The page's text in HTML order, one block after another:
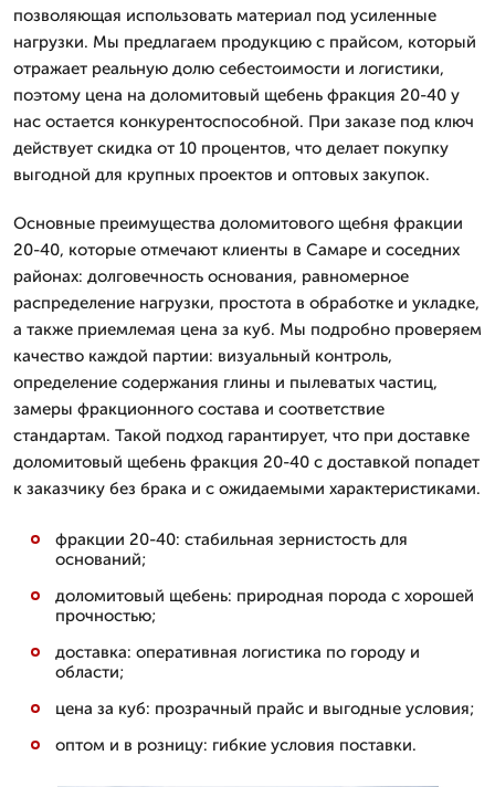
позволяющая использовать материал под усиленные
нагрузки. Мы предлагаем продукцию с прайсом, который
отражает реальную долю себестоимости и логистики,
поэтому цена на доломитовый щебень фракция 20-40 у
нас остается конкурентоспособной. При заказе под ключ
действует скидка от 10 процентов, что делает покупку
выгодной для крупных проектов и оптовых закупок.
Основные преимущества доломитового щебня фракции
20-40, которые отмечают клиенты в Самаре и соседних
районах: долговечность основания, равномерное
распределение нагрузки, простота в обработке и укладке,
а также приемлемая цена за куб. Мы подробно проверяем
качество каждой партии: визуальный контроль,
определение содержания глины и пылеватых частиц,
замеры фракционного состава и соответствие
стандартам. Такой подход гарантирует, что при доставке
доломитовый щебень фракция 20-40 с доставкой попадет
к заказчику без брака и с ожидаемыми характеристиками.
фракции 20-40: стабильная зернистость для
оснований;
доломитовый щебень: природная порода с хорошей
прочностью;
доставка: оперативная логистика по городу и
области;
цена за куб: прозрачный прайс и выгодные условия;
оптом и в розницу: гибкие условия поставки.